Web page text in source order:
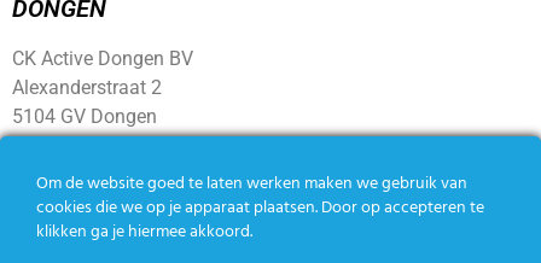
DONGEN
CK Active Dongen BV
Alexanderstraat 2
5104 GV Dongen
SOCIAL
Om de website goed te laten werken maken we gebruik van
cookies die we op je apparaat plaatsen. Door op accepteren te
klikken ga je hiermee akkoord.